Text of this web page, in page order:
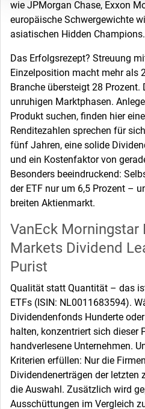
wie JPMorgan Chase, Exxon
europäische Schwergewichte
asiatischen Hidden Champions.
Das Erfolgsrezept? Streuung
Einzelposition macht mehr als
Branche übersteigt 28
unruhigen Marktphasen.
Produkt suchen, finden hier
Renditezahlen sprechen für
fünf Jahren, eine solide
und ein Kostenfaktor von
Besonders beeindruckend:
der ETF nur um 6,5 Prozent –
breiten Aktienmarkt.
VanEck Morningstar
Markets Dividend
Purist
Qualität statt Quantität – das
ETFs (ISIN: NL0011683594).
Dividendenfonds Hunderte
halten, konzentriert sich dieser
handverlesene Unternehmen.
Kriterien erfüllen: Nur die
Dividendenerträgen der
die Auswahl. Zusätzlich wird
Ausschüttungen im Vergleich